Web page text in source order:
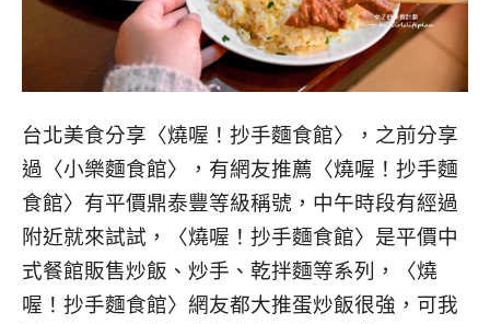
台北美食分享〈燒喔！抄手麵食館〉，之前分享
過〈小樂麵食館〉，有網友推薦〈燒喔！抄手麵
食館〉有平價鼎泰豐等級稱號，中午時段有經過
附近就來試試，〈燒喔！抄手麵食館〉是平價中
式餐館販售炒飯、炒手、乾拌麵等系列，〈燒
喔！抄手麵食館〉網友都大推蛋炒飯很強，可我